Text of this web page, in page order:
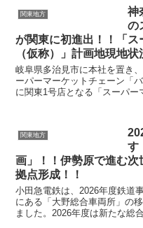
関東地方
神
の
が関東に初進出！！「
（仮称）」計画地現地状
岐阜県多治見市に本社を置き
ーパーマーケットチェーン「
に関東1号店となる「スーパー
関東地方
す
画」！！伊勢原で進む
拠点形成！！
小田急電鉄は、2026年度鉄道
にある「大野総合車両所」の
ました。2026年度は新たな総